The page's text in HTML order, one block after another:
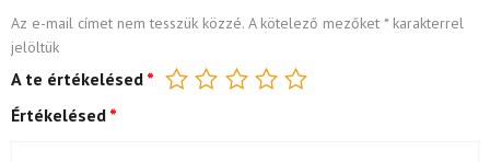
Az e-mail címet nem tesszük közzé. A kötelező mezőket *karakterrel
jelöltük
A te értékelésed *
Értékelésed *